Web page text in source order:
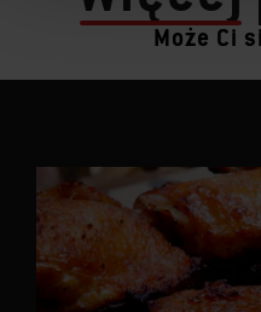
Może Ci